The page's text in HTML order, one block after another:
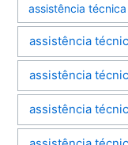
assistência
assistência
assistência
assistência